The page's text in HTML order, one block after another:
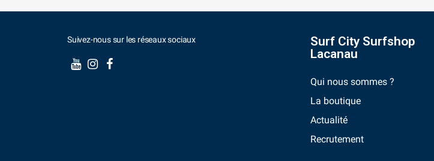
Suivez-nous sur les réseaux sociaux
Surf City Surfshop
Lacanau
Qui nous sommes ?
La boutique
Actualité
Recrutement